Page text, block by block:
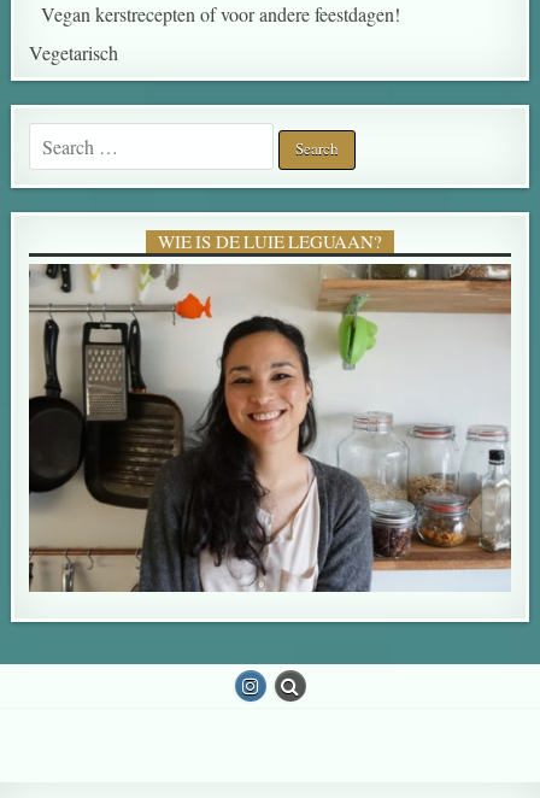
Vegan kerstrecepten of voor andere feestdagen!
Vegetarisch
Search for:
WIE IS DE LUIE LEGUAAN?